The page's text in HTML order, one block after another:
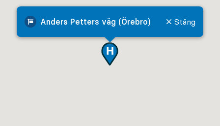
Anders Petters väg (Örebro) Stäng